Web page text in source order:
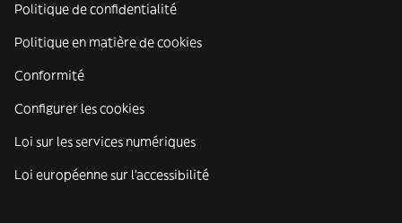
Politique de confidentialité
Politique en matière de cookies
Conformité
Configurer les cookies
Loi sur les services numériques
Loi européenne sur l’accessibilité